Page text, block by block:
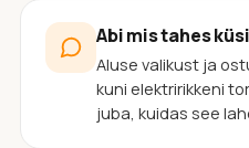
Abi mis tahes
Aluse valikust ja
kuni elektririkkeni
juba, kuidas see